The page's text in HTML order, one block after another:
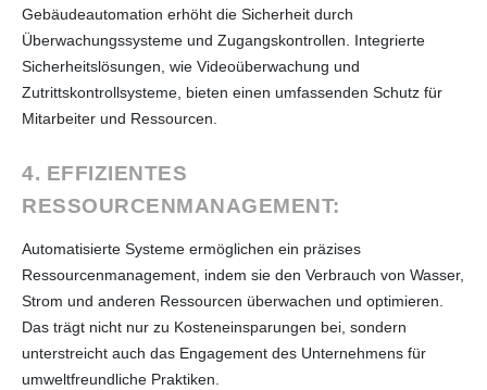
Gebäudeautomation erhöht die Sicherheit durch
Überwachungssysteme und Zugangskontrollen. Integrierte
Sicherheitslösungen, wie Videoüberwachung und
Zutrittskontrollsysteme, bieten einen umfassenden Schutz für
Mitarbeiter und Ressourcen.
4. EFFIZIENTES
RESSOURCENMANAGEMENT:
Automatisierte Systeme ermöglichen ein präzises
Ressourcenmanagement, indem sie den Verbrauch von Wasser,
Strom und anderen Ressourcen überwachen und optimieren.
Das trägt nicht nur zu Kosteneinsparungen bei, sondern
unterstreicht auch das Engagement des Unternehmens für
umweltfreundliche Praktiken.